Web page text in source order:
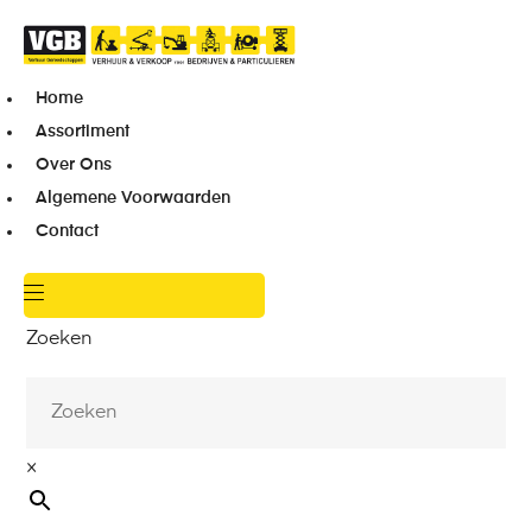
Home
Assortiment
Over Ons
Algemene Voorwaarden
Contact
Zoeken
×